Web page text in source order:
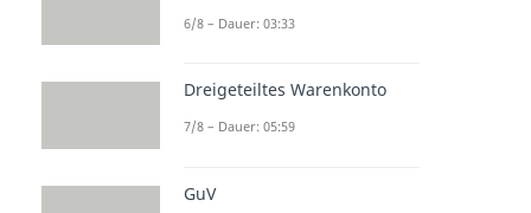
Erfolgskonten
6/8 – Dauer: 03:33
Dreigeteiltes Warenkonto
7/8 – Dauer: 05:59
GuV